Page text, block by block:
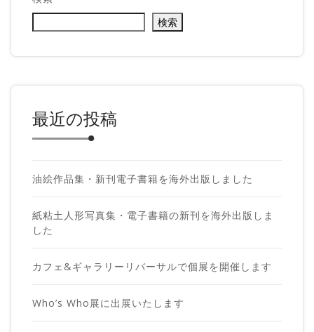
検索
最近の投稿
油絵作品集・新刊電子書籍を海外出版しました
紙粘土人形写真集・電子書籍の新刊を海外出版しま
した
カフェ&ギャラリーリバーサルで個展を開催します
Who’s Who展に出展いたします